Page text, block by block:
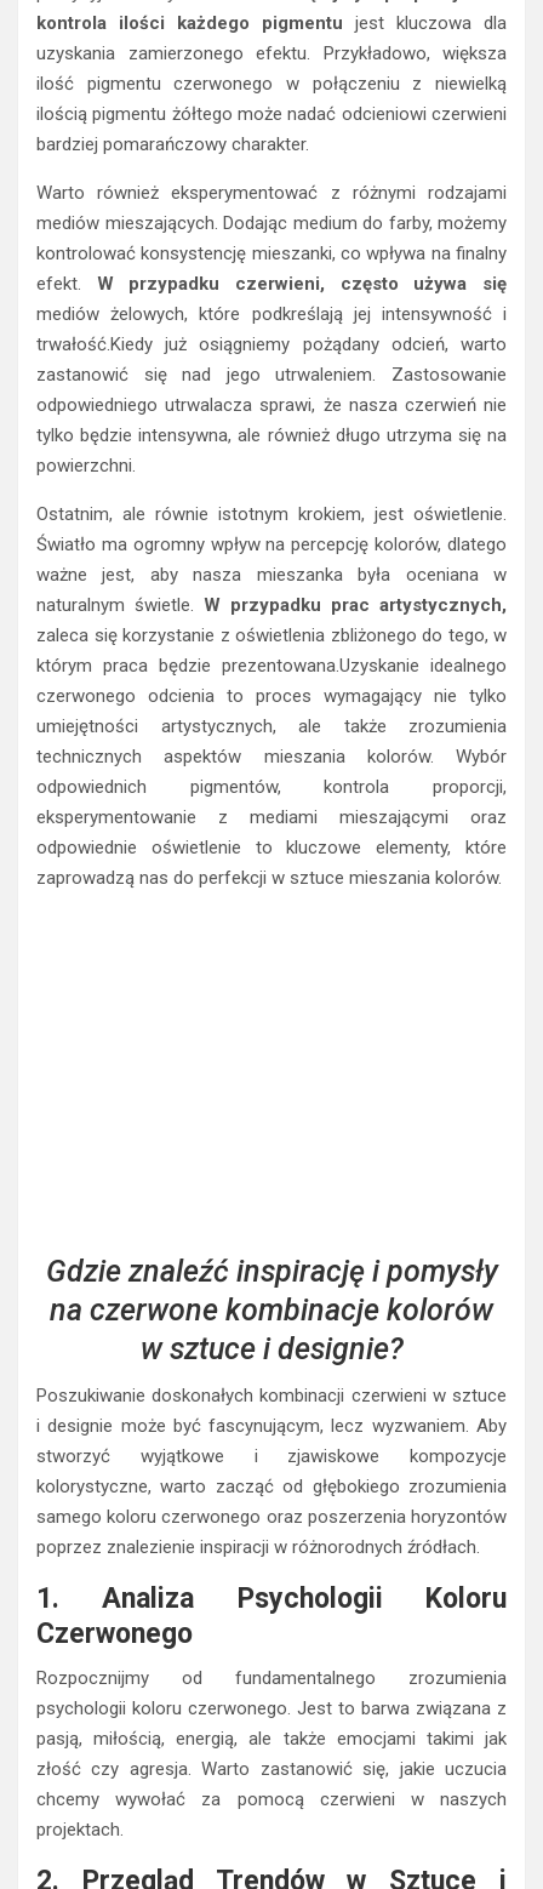
uzyskania zamierzonego efektu. Przykładowo, większa
ilość pigmentu czerwonego w połączeniu z niewielką
ilością pigmentu żółtego może nadać odcieniowi czerwieni
bardziej pomarańczowy charakter.
Warto również eksperymentować z różnymi rodzajami
mediów mieszających. Dodając medium do farby, możemy
kontrolować konsystencję mieszanki, co wpływa na finalny
efekt.W przypadku czerwieni, często używa się
mediów żelowych, które podkreślają jej intensywność i
trwałość.Kiedy już osiągniemy pożądany odcień, warto
zastanowić się nad jego utrwaleniem. Zastosowanie
odpowiedniego utrwalacza sprawi, że nasza czerwień nie
tylko będzie intensywna, ale również długo utrzyma się na
powierzchni.
Ostatnim, ale równie istotnym krokiem, jest oświetlenie.
Światło ma ogromny wpływ na percepcję kolorów, dlatego
ważne jest, aby nasza mieszanka była oceniana w
naturalnym świetle.W przypadku prac artystycznych,
zaleca się korzystanie z oświetlenia zbliżonego do tego, w
którym praca będzie prezentowana.Uzyskanie idealnego
czerwonego odcienia to proces wymagający nie tylko
umiejętności artystycznych, ale także zrozumienia
technicznych aspektów mieszania kolorów. Wybór
odpowiednich pigmentów, kontrola proporcji,
eksperymentowanie z mediami mieszającymi oraz
odpowiednie oświetlenie to kluczowe elementy, które
zaprowadzą nas do perfekcji w sztuce mieszania kolorów.
na czerwone kombinacje kolorów
w sztuce i designie?
Poszukiwanie doskonałych kombinacji czerwieni w sztuce
i designie może być fascynującym, lecz wyzwaniem. Aby
stworzyć wyjątkowe i zjawiskowe kompozycje
kolorystyczne, warto zacząć od głębokiego zrozumienia
samego koloru czerwonego oraz poszerzenia horyzontów
poprzez znalezienie inspiracji w różnorodnych źródłach.
1. Analiza Psychologii Koloru
Czerwonego
Rozpocznijmy od fundamentalnego zrozumienia
psychologii koloru czerwonego. Jest to barwa związana z
pasją, miłością, energią, ale także emocjami takimi jak
złość czy agresja. Warto zastanowić się, jakie uczucia
chcemy wywołać za pomocą czerwieni w naszych
projektach.
2. Przegląd Trendów w Sztuce i